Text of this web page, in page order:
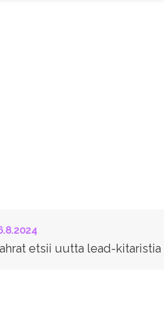
etsii uutta lead-kitaristia